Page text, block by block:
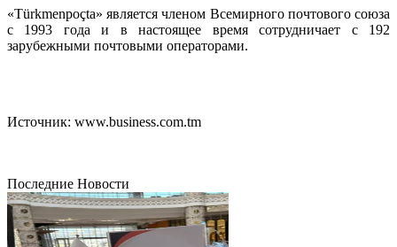
«Türkmenpoçta» является членом Всемирного почтового союза
с 1993 года и в настоящее время сотрудничает с 192
зарубежными почтовыми операторами.
Источник: www.business.com.tm
Последние Новости